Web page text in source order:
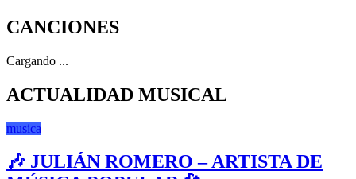
CANCIONES
Cargando ...
ACTUALIDAD MUSICAL
musica
🎶 JULIÁN ROMERO – ARTISTA DE